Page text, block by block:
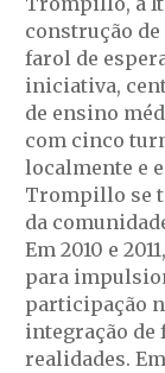
construção
farol de
iniciativa,
de ensino
com cinco
localmente e
Trompillo se
da
Em 2010 e
para
participação
integração
realidades.